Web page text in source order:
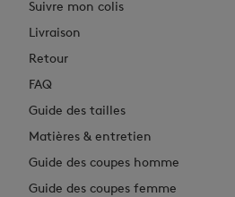
Suivre mon colis
Livraison
Retour
FAQ
Guide des tailles
Matières & entretien
Guide des coupes homme
Guide des coupes femme